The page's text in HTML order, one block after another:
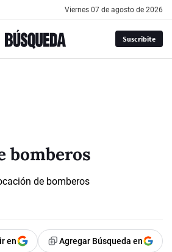
viernes 07 de agosto de 2026
Suscribite
bomberos
en Agregar Búsqueda en